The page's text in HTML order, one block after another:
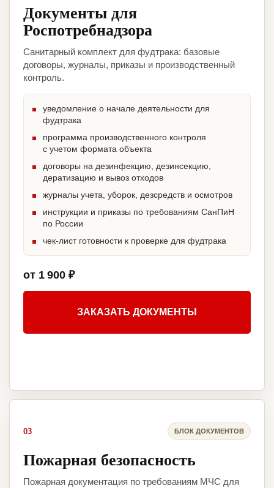
Документы для
Роспотребнадзора
Санитарный комплект для фудтрака: базовые
договоры, журналы, приказы и производственный
контроль.
уведомление о начале деятельности для
фудтрака
программа производственного контроля
с учетом формата объекта
договоры на дезинфекцию, дезинсекцию,
дератизацию и вывоз отходов
журналы учета, уборок, дезсредств и осмотров
инструкции и приказы по требованиям СанПиН
по России
чек-лист готовности к проверке для фудтрака
от 1 900 ₽
ЗАКАЗАТЬ ДОКУМЕНТЫ
03 БЛОК ДОКУМЕНТОВ
Пожарная безопасность
Пожарная документация по требованиям МЧС для